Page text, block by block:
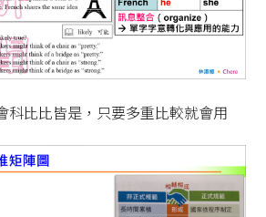
科比比皆是，只要多重比較就會用